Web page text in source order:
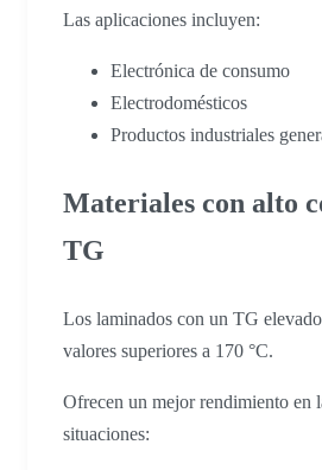
Las aplicaciones incluyen:
Electrónica de consumo
Electrodomésticos
Productos industriales
Materiales con alto
TG
Los laminados con un TG
valores superiores a 170 °C.
Ofrecen un mejor rendimiento en
situaciones: